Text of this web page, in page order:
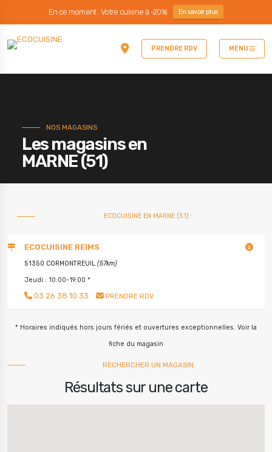
En ce moment : Votre cuisine à -20% En savoir plus
PRENDRE RDV MENU
NOS MAGASINS
Les magasins en
MARNE (51)
ECOCUISINE EN MARNE (51) :
ECOCUISINE REIMS
51350 CORMONTREUIL (57km)
Jeudi : 10:00-19:00 *
03 26 38 10 33 PRENDRE RDV
* Horaires indiqués hors jours fériés et ouvertures exceptionnelles. Voir la
fiche du magasin
RECHERCHER UN MAGASIN
Résultats sur une carte